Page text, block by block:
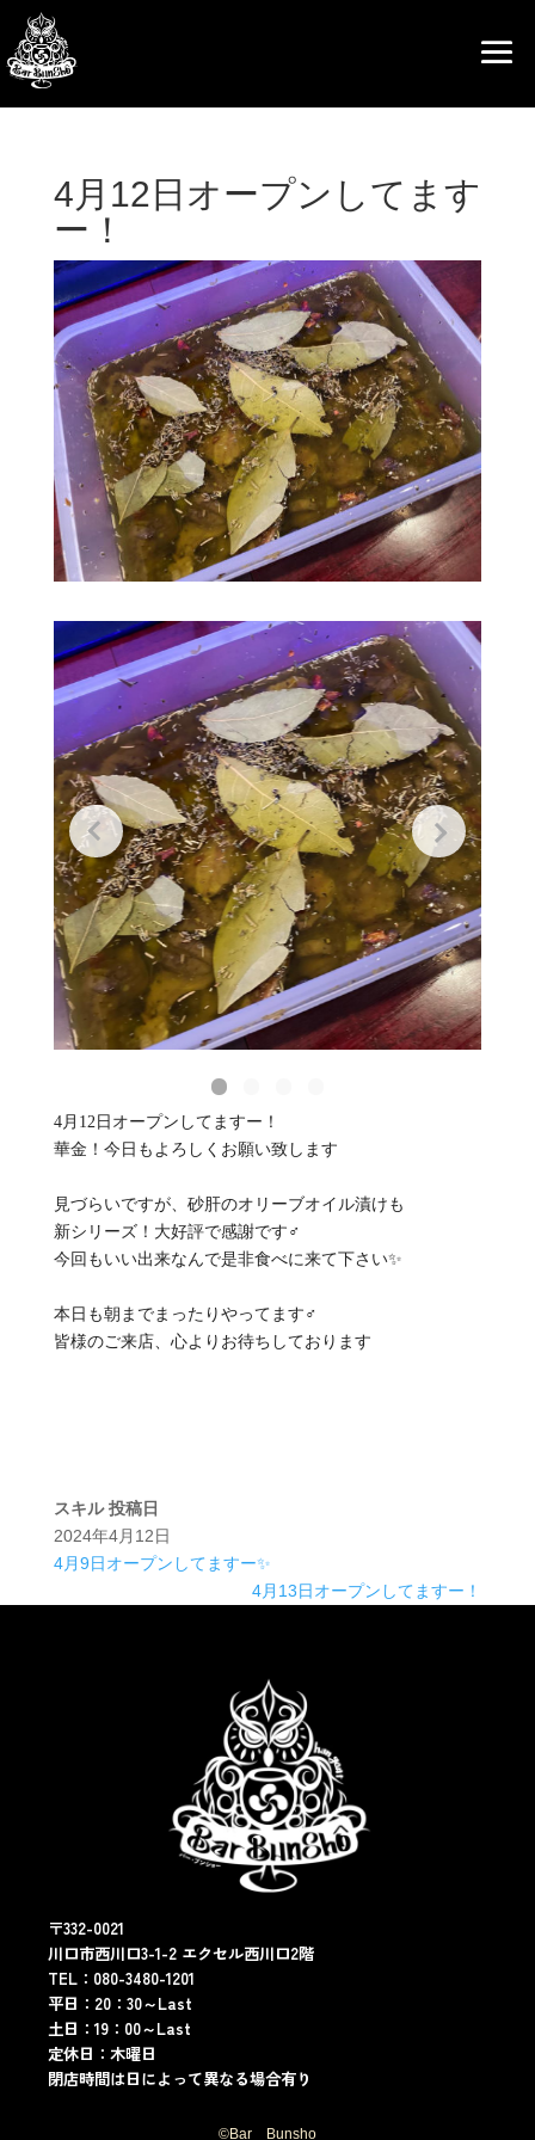
4月12日オープンしてます
ー！
4月12日オープンしてますー！
華金！今日もよろしくお願い致します
見づらいですが、砂肝のオリーブオイル漬けも
新シリーズ！大好評で感謝です‍♂️
今回もいい出来なんで是非食べに来て下さい✨
本日も朝までまったりやってます‍♂️
皆様のご来店、心よりお待ちしております
スキル 投稿日
2024年4月12日
4月9日オープンしてますー✨
4月13日オープンしてますー！
〒332-0021
川口市西川口3-1-2 エクセル西川口2階
TEL：080-3480-1201
平日：20：30～Last
土日：19：00～Last
定休日：木曜日
閉店時間は日によって異なる場合有り
©︎Bar Bunsho